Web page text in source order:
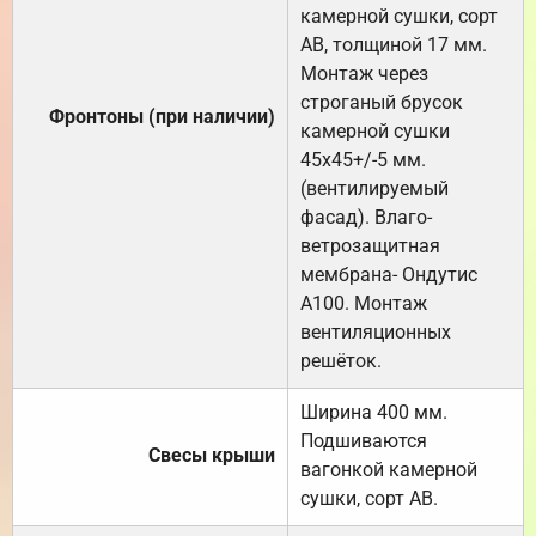
Фронтоны (при наличии)
камерной сушки, сорт
АВ, толщиной 17 мм.
Монтаж через
строганый брусок
камерной сушки
45х45+/-5 мм.
(вентилируемый
фасад). Влаго-
ветрозащитная
мембрана- Ондутис
А100. Монтаж
вентиляционных
решёток.
Свесы крыши
Ширина 400 мм.
Подшиваются
вагонкой камерной
сушки, сорт АВ.